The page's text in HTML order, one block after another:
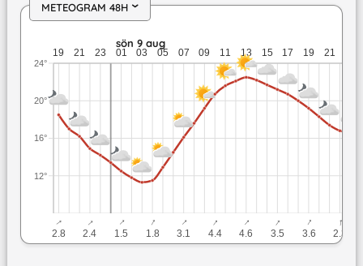
METEOGRAM 48H ›
lör 8 aug: 18,5 till 14,2 grader: ingen nederbörd: upp till
sön 9 aug
19 21 23 01 03 05 07 09 11 13 15 17 19 21
12°
16°
20°
24°
↓
2.8
↓
2.4
↓
1.5
↓
1.8
↓
3.1
↓
4.4
↓
4.6
↓
3.5
↓
3.6
↓
2.3